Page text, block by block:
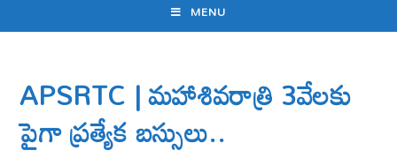
MENU
APSRTC | మహాశివరాత్రి 3వేలకు
పైగా ప్రత్యేక బస్సులు..